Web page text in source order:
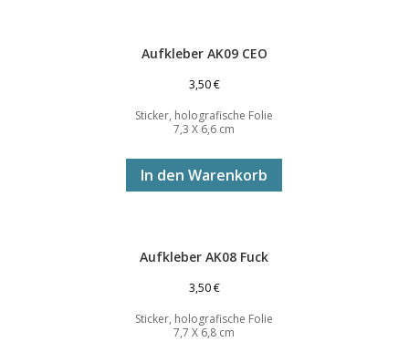
Aufkleber AK09 CEO
3,50€
Sticker, holografische Folie
7,3 X 6,6 cm
In den Warenkorb
Aufkleber AK08 Fuck
3,50€
Sticker, holografische Folie
7,7 X 6,8 cm